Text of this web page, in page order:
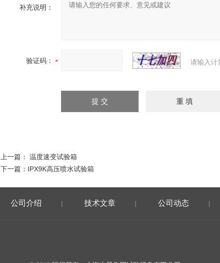
补充说明：
验证码： 请输入计
上一篇： 温度速变试验箱
下一篇： IPX9K高压喷水试验箱
公司介绍 | 技术文章 | 公司动态 |